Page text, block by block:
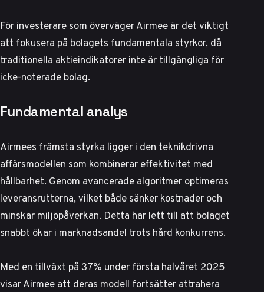
För investerare som överväger Airmee är det viktigt
att fokusera på bolagets fundamentala styrkor, då
traditionella aktieindikatorer inte är tillgängliga för
icke-noterade bolag.
Fundamental analys
Airmees främsta styrka ligger i den teknikdrivna
affärsmodellen som kombinerar effektivitet med
hållbarhet. Genom avancerade algoritmer optimeras
leveransrutterna, vilket både sänker kostnader och
minskar miljöpåverkan. Detta har lett till att bolaget
snabbt ökar i marknadsandel trots hård konkurrens.
Med en tillväxt på 37% under första halvåret 2025
visar Airmee att deras modell fortsätter attrahera